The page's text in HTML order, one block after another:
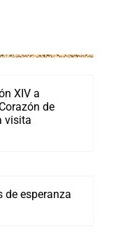
XIV a
de
visita
de esperanza